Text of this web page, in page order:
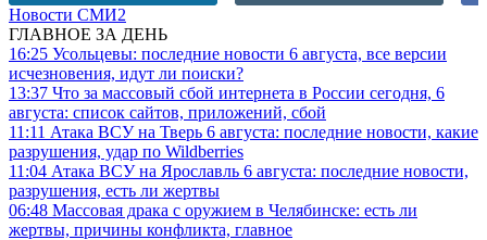
Новости СМИ2
ГЛАВНОЕ ЗА ДЕНЬ
16:25 Усольцевы: последние новости 6 августа, все версии
исчезновения, идут ли поиски?
13:37 Что за массовый сбой интернета в России сегодня, 6
августа: список сайтов, приложений, сбой
11:11 Атака ВСУ на Тверь 6 августа: последние новости, какие
разрушения, удар по Wildberries
11:04 Атака ВСУ на Ярославль 6 августа: последние новости,
разрушения, есть ли жертвы
06:48 Массовая драка с оружием в Челябинске: есть ли
жертвы, причины конфликта, главное